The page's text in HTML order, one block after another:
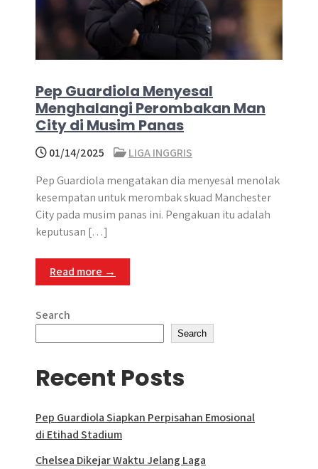
Pep Guardiola Menyesal
Menghalangi Perombakan Man
City di Musim Panas
01/14/2025
LIGA INGGRIS
Pep Guardiola mengatakan dia menyesal menolak
kesempatan untuk merombak skuad Manchester
City pada musim panas ini. Pengakuan itu adalah
keputusan […]
Read more →
Search
Search
Recent Posts
Pep Guardiola Siapkan Perpisahan Emosional
di Etihad Stadium
Chelsea Dikejar Waktu Jelang Laga